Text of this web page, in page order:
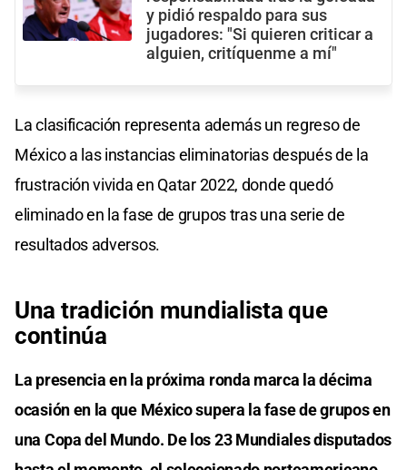
y pidió respaldo para sus
jugadores: "Si quieren criticar a
alguien, critíquenme a mí"
La clasificación representa además un regreso de
México a las instancias eliminatorias después de la
frustración vivida en Qatar 2022, donde quedó
eliminado en la fase de grupos tras una serie de
resultados adversos.
Una tradición mundialista que
continúa
La presencia en la próxima ronda marca la décima
ocasión en la que México supera la fase de grupos en
una Copa del Mundo. De los 23 Mundiales disputados